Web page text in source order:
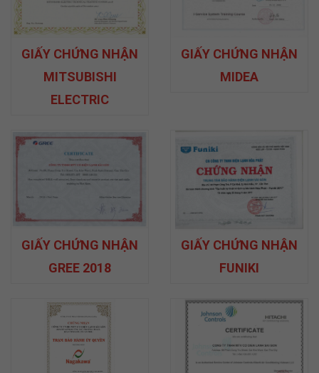
GIẤY CHỨNG NHẬN
MITSUBISHI
ELECTRIC
GIẤY CHỨNG NHẬN
MIDEA
GIẤY CHỨNG NHẬN
GREE 2018
GIẤY CHỨNG NHẬN
FUNIKI